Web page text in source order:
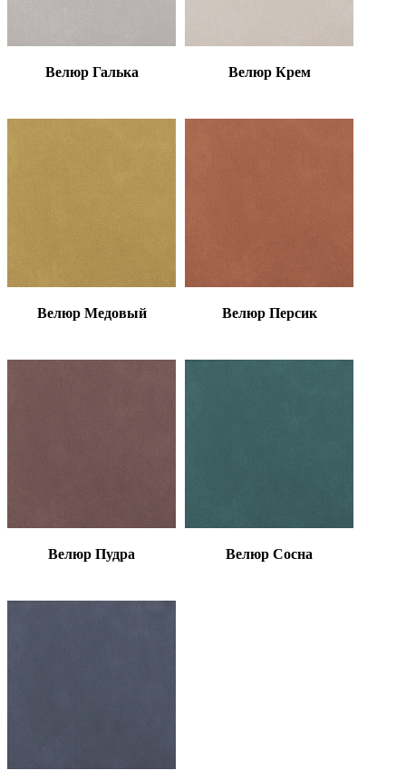
Велюр Галька Велюр Крем
Велюр Медовый Велюр Персик
Велюр Пудра Велюр Сосна